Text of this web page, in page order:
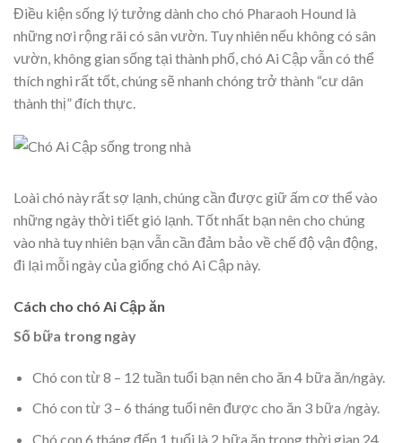
Điều kiện sống lý tưởng dành cho chó Pharaoh Hound là
những nơi rộng rãi có sân vườn. Tuy nhiên nếu không có sân
vườn, không gian sống tại thành phố, chó Ai Cập vẫn có thể
thích nghi rất tốt, chúng sẽ nhanh chóng trở thành “cư dân
thành thị” đích thực.
Loài chó này rất sợ lạnh, chúng cần được giữ ấm cơ thể vào
những ngày thời tiết gió lạnh. Tốt nhất bạn nên cho chúng
vào nhà tuy nhiên bạn vẫn cần đảm bảo về chế độ vận động,
đi lại mỗi ngày của giống chó Ai Cập này.
Cách cho chó Ai Cập ăn
Số bữa trong ngày
Chó con từ 8 – 12 tuần tuổi bạn nên cho ăn 4 bữa ăn/ngày.
Chó con từ 3 – 6 tháng tuổi nên được cho ăn 3 bữa /ngày.
Chó con 6 tháng đến 1 tuổi là 2 bữa ăn trong thời gian 24